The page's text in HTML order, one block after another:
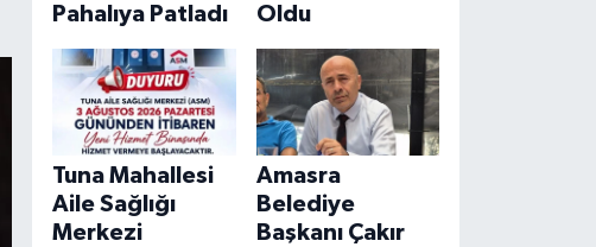
Pahalıya Patladı
Oldu
Tuna Mahallesi
Aile Sağlığı
Merkezi
Amasra
Belediye
Başkanı Çakır